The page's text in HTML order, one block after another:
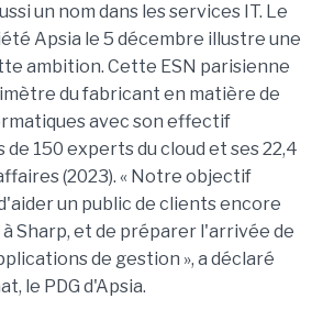
un nom dans les services IT. Le
Apsia le 5 décembre illustre une
ambition. Cette ESN parisienne
du fabricant en matière de
avec son effectif
de 150 experts du cloud et ses 22,4
(2023). « Notre objectif
un public de clients encore
Sharp, et de préparer l'arrivée de
de gestion », a déclaré
le PDG d'Apsia.